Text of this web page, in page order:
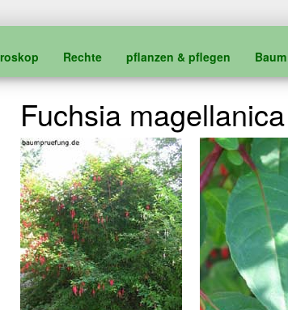
Rechte pflanzen & pflegen
Fuchsia